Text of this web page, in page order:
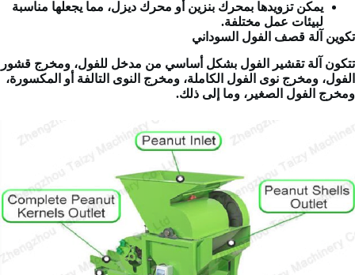
يمكن تزويدها بمحرك بنزين أو محرك ديزل، مما يجعلها مناسبة
لبيئات عمل مختلفة.
تكوين آلة قصف الفول السوداني
تتكون آلة تقشير الفول بشكل أساسي من مدخل للفول، ومخرج قشور
الفول، ومخرج نوى الفول الكاملة، ومخرج النوى التالفة أو المكسورة،
ومخرج الفول الصغير، وما إلى ذلك.